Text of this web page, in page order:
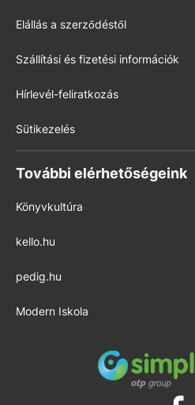
Elállás a szerződéstől
Szállítási és fizetési információk
Hírlevél-feliratkozás
Sütikezelés
További elérhetőségeink
Könyvkultúra
kello.hu
pedig.hu
Modern Iskola